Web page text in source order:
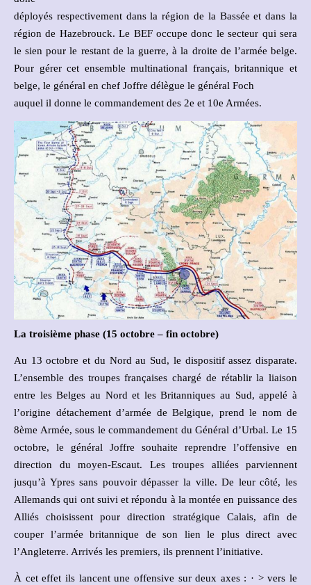
déployés respectivement dans la région de la Bassée et dans la
région de Hazebrouck. Le BEF occupe donc le secteur qui sera
le sien pour le restant de la guerre, à la droite de l’armée belge.
Pour gérer cet ensemble multinational français, britannique et
belge, le général en chef Joffre délègue le général Foch
auquel il donne le commandement des 2e et 10e Armées.
La troisième phase (15 octobre – fin octobre)
Au 13 octobre et du Nord au Sud, le dispositif assez disparate.
L’ensemble des troupes françaises chargé de rétablir la liaison
entre les Belges au Nord et les Britanniques au Sud, appelé à
l’origine détachement d’armée de Belgique, prend le nom de
8ème Armée, sous le commandement du Général d’Urbal. Le 15
octobre, le général Joffre souhaite reprendre l’offensive en
direction du moyen-Escaut. Les troupes alliées parviennent
jusqu’à Ypres sans pouvoir dépasser la ville. De leur côté, les
Allemands qui ont suivi et répondu à la montée en puissance des
Alliés choisissent pour direction stratégique Calais, afin de
couper l’armée britannique de son lien le plus direct avec
l’Angleterre. Arrivés les premiers, ils prennent l’initiative.
À cet effet ils lancent une offensive sur deux axes : · > vers le